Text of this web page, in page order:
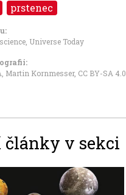
prstenec
Universe Today
Martin Kornmesser, CC BY-SA 4.0
články v sekci